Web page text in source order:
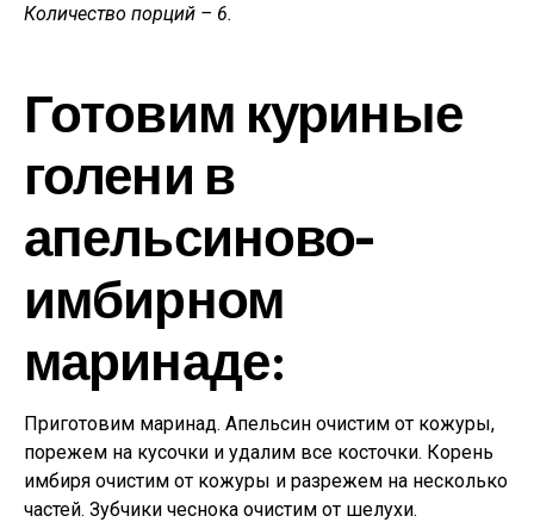
Количество порций – 6.
Готовим куриные
голени в
апельсиново-
имбирном
маринаде:
Приготовим маринад. Апельсин очистим от кожуры,
порежем на кусочки и удалим все косточки. Корень
имбиря очистим от кожуры и разрежем на несколько
частей. Зубчики чеснока очистим от шелухи.